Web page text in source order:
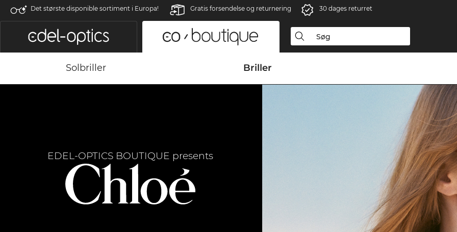
Det største disponible sortiment i Europa! Gratis forsendelse og returnering 30 dages returret
Solbriller Briller
EDEL-OPTICS BOUTIQUE presents